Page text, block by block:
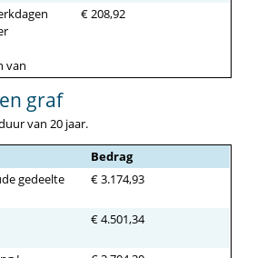
van
€ 208,92
graf
van 20 jaar.
Bedrag
gedeelte
€ 3.174,93
€ 4.501,34